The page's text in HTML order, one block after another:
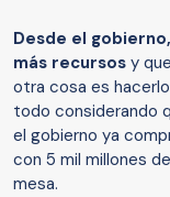
Desde el
más recursos y
otra cosa es
todo considerando
el gobierno ya
con 5 mil millones
mesa.